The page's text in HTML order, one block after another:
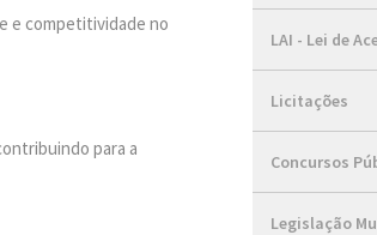
e competitividade no
para a
LAI - Lei de
Licitações
Concursos
Legislação